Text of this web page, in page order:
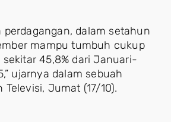
perdagangan, dalam setahun
mampu tumbuh cukup
45,8% dari Januari-
ujarnya dalam sebuah
Televisi, Jumat (17/10).